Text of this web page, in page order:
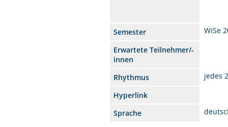
Semester
WiSe
Erwartete Teilnehmer/-
innen
Rhythmus
jedes
Hyperlink
Sprache